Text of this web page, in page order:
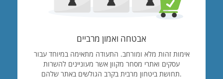
אבטחה ואמון מרביים
אימות זהות מלא ומורחב. התעודה מתאימה במיוחד עבור
עסקים ואתרי מסחר מקוון אשר מעוניינים להשרות
תחושת ביטחון מרבית בקרב הגולשים באתר שלהם.